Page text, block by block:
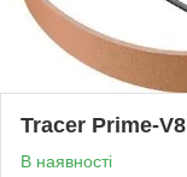
Tracer Prime-
В наявності